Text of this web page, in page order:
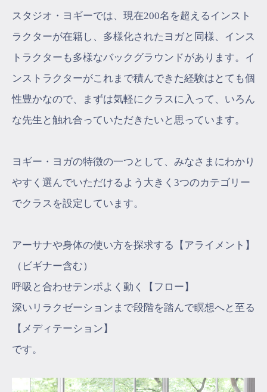
スタジオ・ヨギーでは、現在200名を超えるインスト
ラクターが在籍し、多様化されたヨガと同様、インス
トラクターも多様なバックグラウンドがあります。イ
ンストラクターがこれまで積んできた経験はとても個
性豊かなので、まずは気軽にクラスに入って、いろん
な先生と触れ合っていただきたいと思っています。
ヨギー・ヨガの特徴の一つとして、みなさまにわかり
やすく選んでいただけるよう大きく3つのカテゴリー
でクラスを設定しています。
アーサナや身体の使い方を探求する【アライメント】
（ビギナー含む）
呼吸と合わせテンポよく動く【フロー】
深いリラクゼーションまで段階を踏んで瞑想へと至る
【メディテーション】
です。